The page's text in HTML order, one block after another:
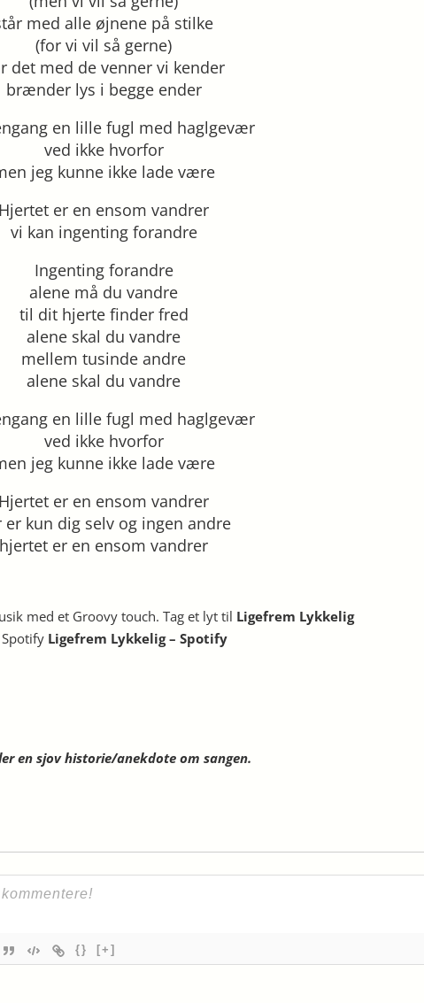
med alle øjnene på stilke
(for vi vil så gerne)
det med de venner vi kender
brænder lys i begge ender
en lille fugl med haglgevær
ved ikke hvorfor
jeg kunne ikke lade være
Hjertet er en ensom vandrer
vi kan ingenting forandre
Ingenting forandre
alene må du vandre
til dit hjerte finder fred
alene skal du vandre
mellem tusinde andre
alene skal du vandre
en lille fugl med haglgevær
ved ikke hvorfor
jeg kunne ikke lade være
Hjertet er en ensom vandrer
er kun dig selv og ingen andre
hjertet er en ensom vandrer
med et Groovy touch. Tag et lyt til Ligefrem Lykkelig
Ligefrem Lykkelig – Spotify
en sjov historie/anekdote om sangen.
{} [+]